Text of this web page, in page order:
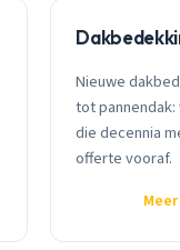
Nieuwe
tot
die decennia
offerte vooraf.